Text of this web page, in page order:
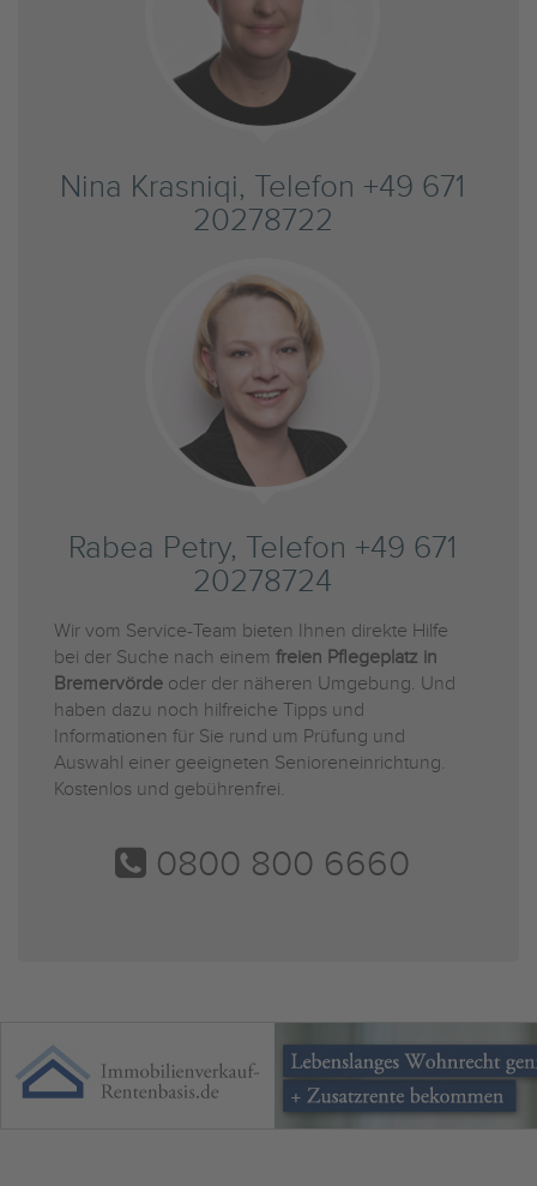
Nina Krasniqi, Telefon +49 671
20278722
Rabea Petry, Telefon +49 671
20278724
Wir vom Service-Team bieten Ihnen direkte Hilfe
bei der Suche nach einem freien Pflegeplatz in
Bremervörde oder der näheren Umgebung. Und
haben dazu noch hilfreiche Tipps und
Informationen für Sie rund um Prüfung und
Auswahl einer geeigneten Senioreneinrichtung.
Kostenlos und gebührenfrei.
0800 800 6660